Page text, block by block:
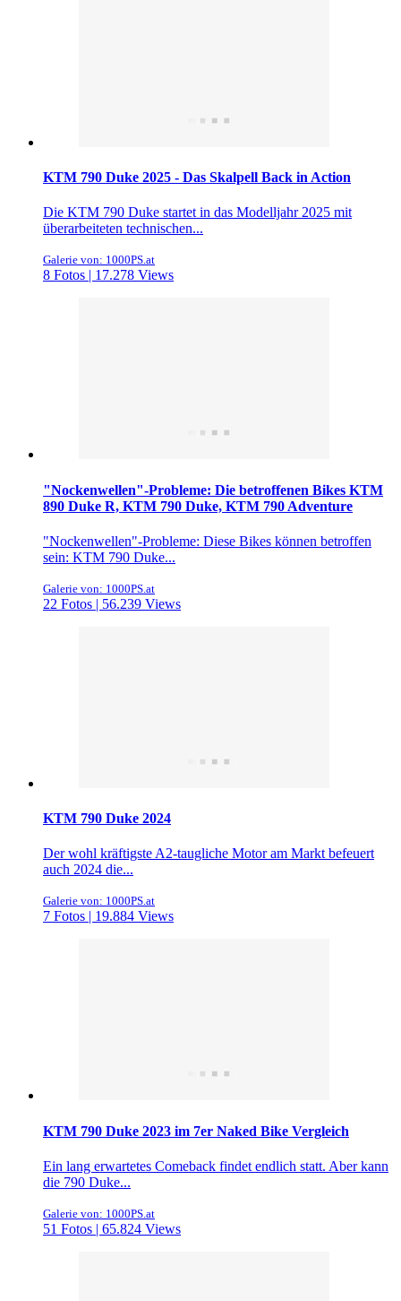
KTM 790 Duke 2025 - Das Skalpell Back in Action
Die KTM 790 Duke startet in das Modelljahr 2025 mit
überarbeiteten technischen...
Galerie von: 1000PS.at
8 Fotos | 17.278 Views
"Nockenwellen"-Probleme: Die betroffenen Bikes KTM
890 Duke R, KTM 790 Duke, KTM 790 Adventure
"Nockenwellen"-Probleme: Diese Bikes können betroffen
sein: KTM 790 Duke...
Galerie von: 1000PS.at
22 Fotos | 56.239 Views
KTM 790 Duke 2024
Der wohl kräftigste A2-taugliche Motor am Markt befeuert
auch 2024 die...
Galerie von: 1000PS.at
7 Fotos | 19.884 Views
KTM 790 Duke 2023 im 7er Naked Bike Vergleich
Ein lang erwartetes Comeback findet endlich statt. Aber kann
die 790 Duke...
Galerie von: 1000PS.at
51 Fotos | 65.824 Views